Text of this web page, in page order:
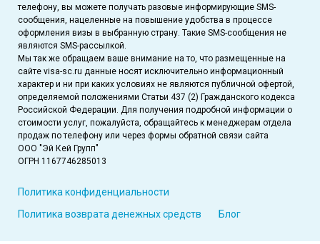
телефону, вы можете получать разовые информирующие SMS-
сообщения, нацеленные на повышение удобства в процессе
оформления визы в выбранную страну. Такие SMS-сообщения не
являются SMS-рассылкой.
Мы так же обращаем ваше внимание на то, что размещенные на
сайте visa-sc.ru данные носят исключительно информационный
характер и ни при каких условиях не являются публичной офертой,
определяемой положениями Статьи 437 (2) Гражданского кодекса
Российской Федерации. Для получения подробной информации о
стоимости услуг, пожалуйста, обращайтесь к менеджерам отдела
продаж по телефону или через формы обратной связи сайта
ООО "Эй Кей Групп"
ОГРН 1167746285013
Политика конфиденциальности
Политика возврата денежных средств
Блог